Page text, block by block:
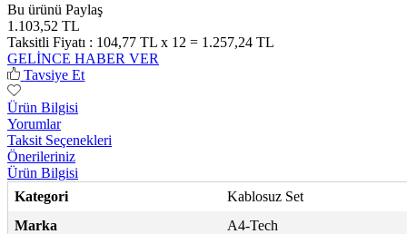
Bu ürünü Paylaş
1.103,52 TL
Taksitli Fiyatı : 104,77 TL x 12 = 1.257,24 TL
GELİNCE HABER VER
Tavsiye Et
Ürün Bilgisi
Yorumlar
Taksit Seçenekleri
Önerileriniz
Ürün Bilgisi
Kategori
Kablosuz Set
Marka
A4-Tech